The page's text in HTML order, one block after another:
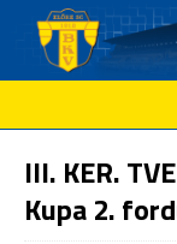
III. KER.
Kupa 2.